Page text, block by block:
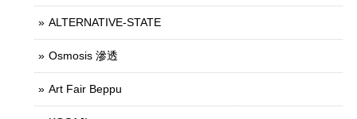
ALTERNATIVE-STATE
Osmosis 滲透
Art Fair Beppu